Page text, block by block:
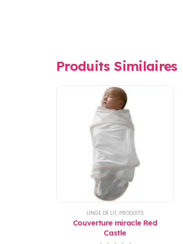
Produits Similaires
LINGE DE LIT, PRODUITS
Couverture miracle Red
Castle